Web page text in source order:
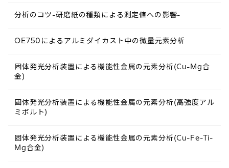
分析のコツ-研磨紙の種類による測定値への影響-
OE750によるアルミダイカスト中の微量元素分析
固体発光分析装置による機能性金属の元素分析(Cu-Mg合
金)
固体発光分析装置による機能性金属の元素分析(高強度アル
ミボルト)
固体発光分析装置による機能性金属の元素分析(Cu-Fe-Ti-
Mg合金)